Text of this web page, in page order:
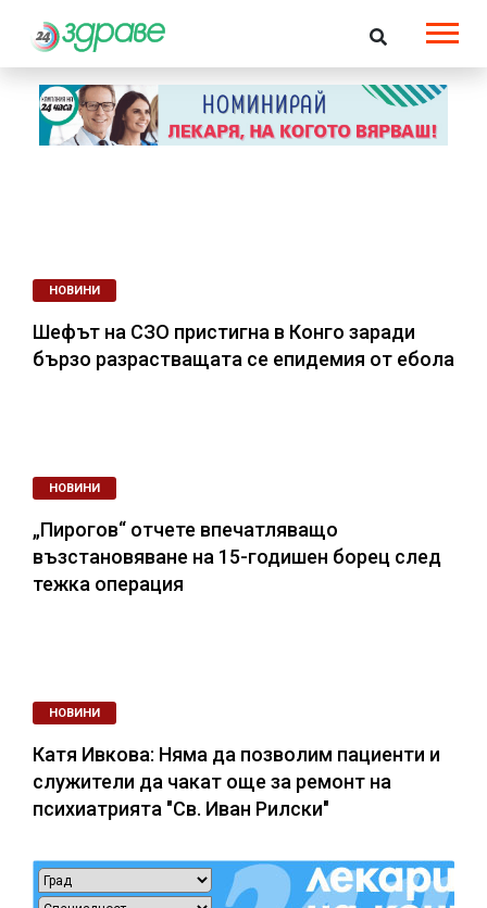
НОВИНИ
Детската болница в Бургас посрещна първите
НОВИНИ
Шефът на СЗО пристигна в Конго заради
бързо разрастващата се епидемия от ебола
НОВИНИ
„Пирогов“ отчете впечатляващо
възстановяване на 15-годишен борец след
тежка операция
НОВИНИ
Катя Ивкова: Няма да позволим пациенти и
служители да чакат още за ремонт на
психиатрията "Св. Иван Рилски"